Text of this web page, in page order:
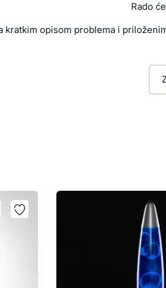
Rado
kratkim opisom problema i